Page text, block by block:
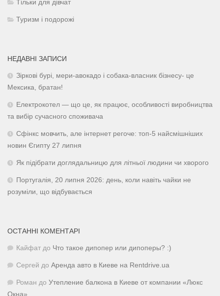
Тільки для дівчат
Туризм і подорожі
НЕДАВНІ ЗАПИСИ
Зіркові бурі, мери-авокадо і собака-власник бізнесу- це
Мексика, братан!
Електрокотел — що це, як працює, особливості виробництва
та вибір сучасного споживача
Сфінкс мовчить, але інтернет регоче: топ-5 найсмішніших
новин Єгипту 27 липня
Як підібрати доглядальницю для літньої людини чи хворого
Португалія, 20 липня 2026: день, коли навіть чайки не
розуміли, що відбувається
ОСТАННІ КОМЕНТАРІ
Кайфат до Что такое дипопер или дипоперы? :)
Сергей до Аренда авто в Киеве на Rentdrive.ua
Роман до Утепление балкона в Киеве от компании «Люкс
Окна»